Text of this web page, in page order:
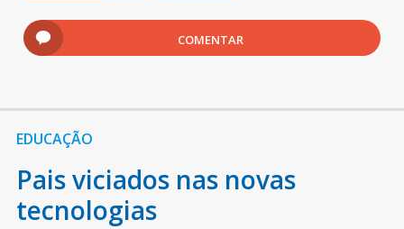
COMENTAR
EDUCAÇÃO
Pais viciados nas novas
tecnologias